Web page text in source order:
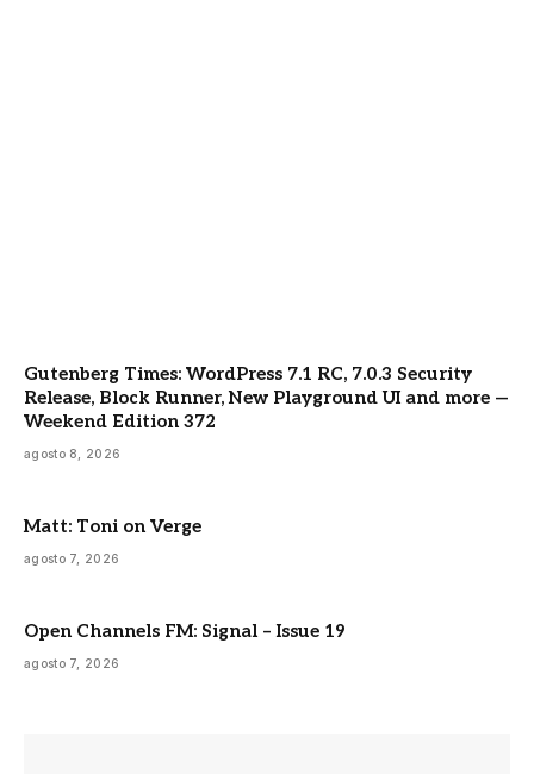
Gutenberg Times: WordPress 7.1 RC, 7.0.3 Security
Release, Block Runner, New Playground UI and more —
Weekend Edition 372
agosto 8, 2026
Matt: Toni on Verge
agosto 7, 2026
Open Channels FM: Signal – Issue 19
agosto 7, 2026